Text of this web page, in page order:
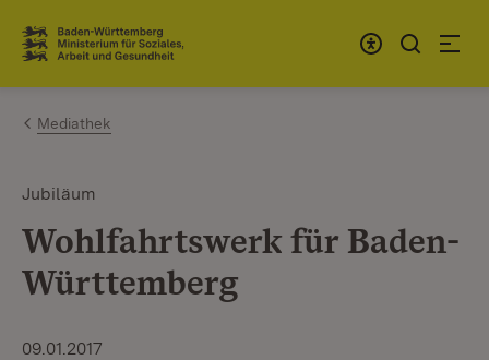
Zum Inhalt springen
Link zur Startseite
Mediathek
Jubiläum
Wohlfahrtswerk für Baden-
Württemberg
09.01.2017